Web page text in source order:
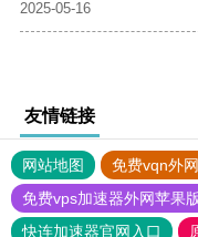
2025-05-16
友情链接
网站地图 免费vqn外
免费vps加速器外网苹果
快连加速器官网入口